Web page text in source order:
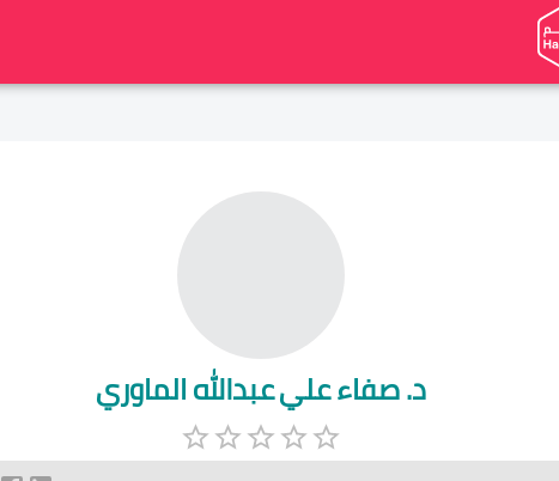
د. صفاء علي عبدالله الماوري